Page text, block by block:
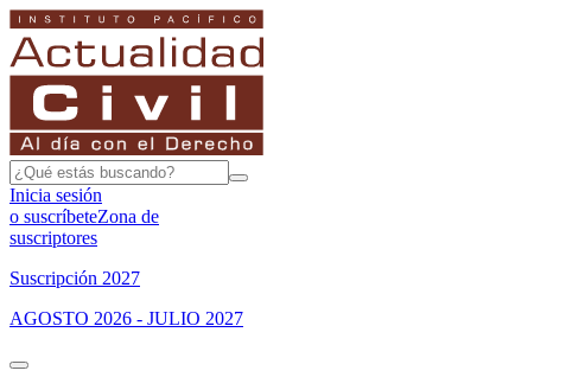
Inicia sesión
o suscríbeteZona de
suscriptores
Suscripción 2027
AGOSTO 2026 - JULIO 2027